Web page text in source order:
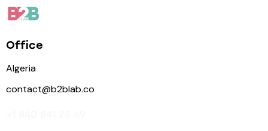
Office
Algeria
contact@b2blab.co